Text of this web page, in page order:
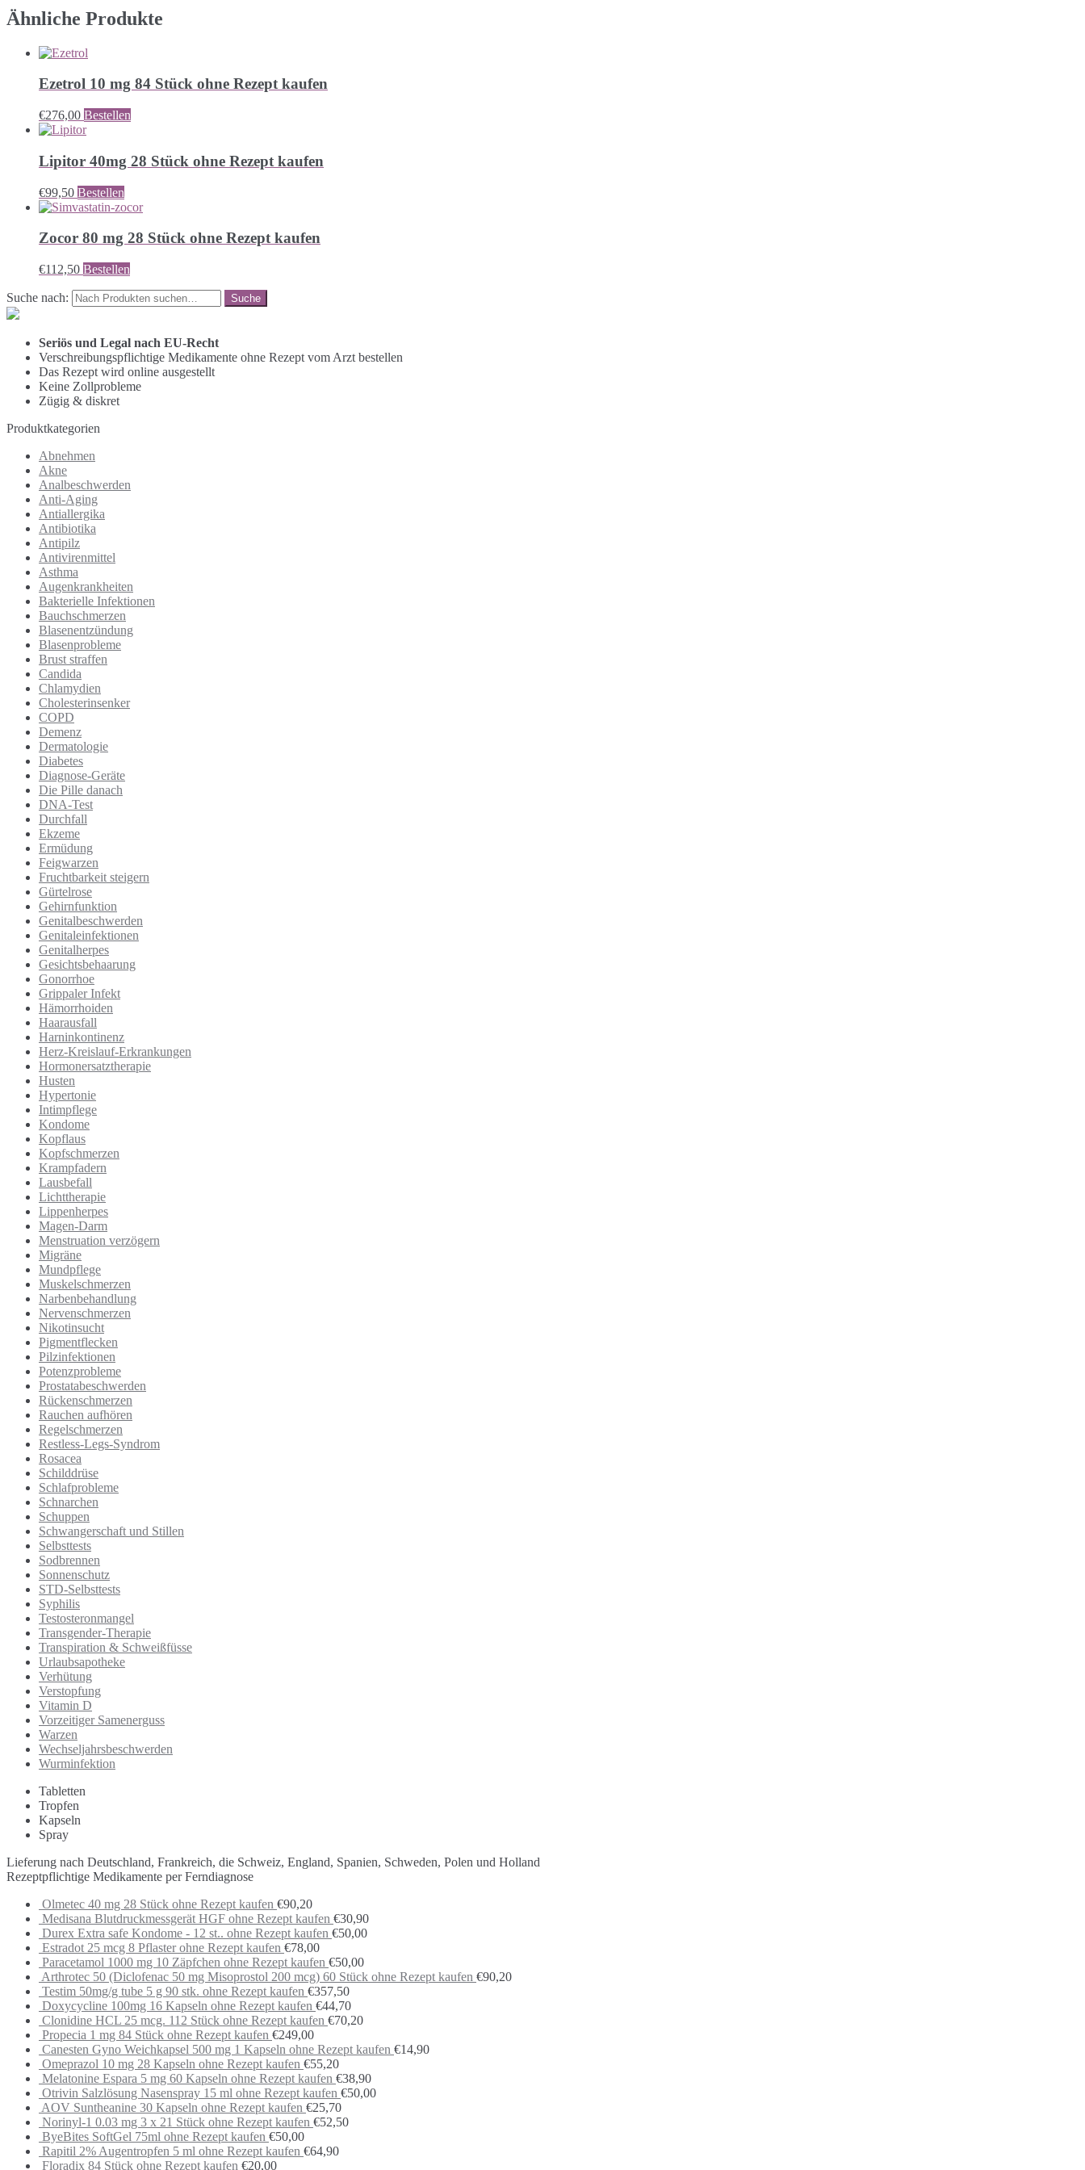
Ähnliche Produkte
Ezetrol 10 mg 84 Stück ohne Rezept kaufen
€276,00 Bestellen
Lipitor 40mg 28 Stück ohne Rezept kaufen
€99,50 Bestellen
Zocor 80 mg 28 Stück ohne Rezept kaufen
€112,50 Bestellen
Suche nach:
Seriös und Legal nach EU-Recht
Verschreibungspflichtige Medikamente ohne Rezept vom Arzt bestellen
Das Rezept wird online ausgestellt
Keine Zollprobleme
Zügig & diskret
Produktkategorien
Abnehmen
Akne
Analbeschwerden
Anti-Aging
Antiallergika
Antibiotika
Antipilz
Antivirenmittel
Asthma
Augenkrankheiten
Bakterielle Infektionen
Bauchschmerzen
Blasenentzündung
Blasenprobleme
Brust straffen
Candida
Chlamydien
Cholesterinsenker
COPD
Demenz
Dermatologie
Diabetes
Diagnose-Geräte
Die Pille danach
DNA-Test
Durchfall
Ekzeme
Ermüdung
Feigwarzen
Fruchtbarkeit steigern
Gürtelrose
Gehirnfunktion
Genitalbeschwerden
Genitaleinfektionen
Genitalherpes
Gesichtsbehaarung
Gonorrhoe
Grippaler Infekt
Hämorrhoiden
Haarausfall
Harninkontinenz
Herz-Kreislauf-Erkrankungen
Hormonersatztherapie
Husten
Hypertonie
Intimpflege
Kondome
Kopflaus
Kopfschmerzen
Krampfadern
Lausbefall
Lichttherapie
Lippenherpes
Magen-Darm
Menstruation verzögern
Migräne
Mundpflege
Muskelschmerzen
Narbenbehandlung
Nervenschmerzen
Nikotinsucht
Pigmentflecken
Pilzinfektionen
Potenzprobleme
Prostatabeschwerden
Rückenschmerzen
Rauchen aufhören
Regelschmerzen
Restless-Legs-Syndrom
Rosacea
Schilddrüse
Schlafprobleme
Schnarchen
Schuppen
Schwangerschaft und Stillen
Selbsttests
Sodbrennen
Sonnenschutz
STD-Selbsttests
Syphilis
Testosteronmangel
Transgender-Therapie
Transpiration & Schweißfüsse
Urlaubsapotheke
Verhütung
Verstopfung
Vitamin D
Vorzeitiger Samenerguss
Warzen
Wechseljahrsbeschwerden
Wurminfektion
Tabletten
Tropfen
Kapseln
Spray
Lieferung nach Deutschland, Frankreich, die Schweiz, England, Spanien, Schweden, Polen und Holland
Rezeptpflichtige Medikamente per Ferndiagnose
Olmetec 40 mg 28 Stück ohne Rezept kaufen €90,20
Medisana Blutdruckmessgerät HGF ohne Rezept kaufen €30,90
Durex Extra safe Kondome - 12 st.. ohne Rezept kaufen €50,00
Estradot 25 mcg 8 Pflaster ohne Rezept kaufen €78,00
Paracetamol 1000 mg 10 Zäpfchen ohne Rezept kaufen €50,00
Arthrotec 50 (Diclofenac 50 mg Misoprostol 200 mcg) 60 Stück ohne Rezept kaufen €90,20
Testim 50mg/g tube 5 g 90 stk. ohne Rezept kaufen €357,50
Doxycycline 100mg 16 Kapseln ohne Rezept kaufen €44,70
Clonidine HCL 25 mcg. 112 Stück ohne Rezept kaufen €70,20
Propecia 1 mg 84 Stück ohne Rezept kaufen €249,00
Canesten Gyno Weichkapsel 500 mg 1 Kapseln ohne Rezept kaufen €14,90
Omeprazol 10 mg 28 Kapseln ohne Rezept kaufen €55,20
Melatonine Espara 5 mg 60 Kapseln ohne Rezept kaufen €38,90
Otrivin Salzlösung Nasenspray 15 ml ohne Rezept kaufen €50,00
AOV Suntheanine 30 Kapseln ohne Rezept kaufen €25,70
Norinyl-1 0.03 mg 3 x 21 Stück ohne Rezept kaufen €52,50
ByeBites SoftGel 75ml ohne Rezept kaufen €50,00
Rapitil 2% Augentropfen 5 ml ohne Rezept kaufen €64,90
Floradix 84 Stück ohne Rezept kaufen €20,00